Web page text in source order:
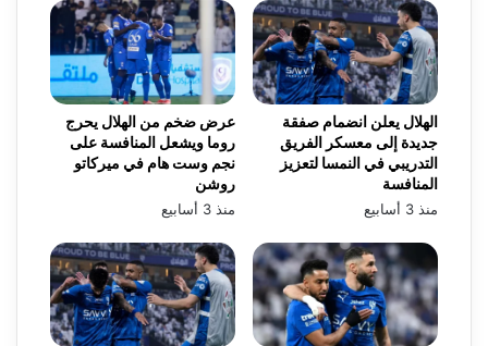
عرض ضخم من الهلال يحرج
روما ويشعل المنافسة على
نجم وست هام في ميركاتو
روشن
منذ 3 أسابيع
الهلال يعلن انضمام صفقة
جديدة إلى معسكر الفريق
التدريبي في النمسا لتعزيز
المنافسة
منذ 3 أسابيع